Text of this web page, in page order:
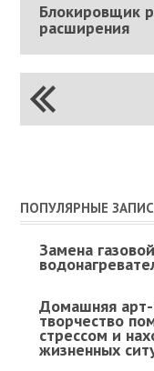
Блокировщик
расширения
ПОПУЛЯРНЫЕ
Замена
Домашняя арт-
творчество
стрессом и
жизненных